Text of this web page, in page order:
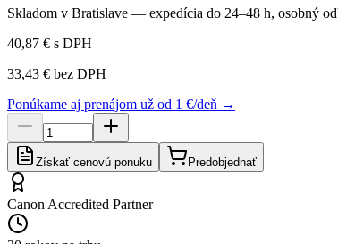
Skladom v Bratislave — expedícia do 24–48 h, osobný
40,87 € s DPH
33,43 € bez DPH
Ponúkame aj prenájom už od 1 €/deň →
Získať cenovú ponuku Predobjednať
Canon Accredited Partner